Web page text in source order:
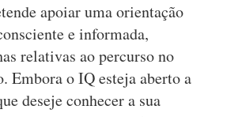
apoiar uma orientação
e informada,
relativas ao percurso no
Embora o IQ esteja aberto a
deseje conhecer a sua